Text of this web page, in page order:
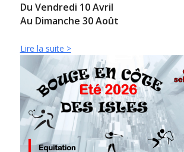
Du Vendredi 10 Avril
Au Dimanche 30 Août
Lire la suite >